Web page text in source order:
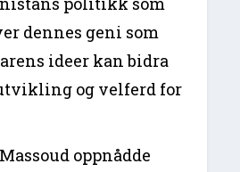
dennes geni som
ideer kan bidra
og velferd for
oppnådde